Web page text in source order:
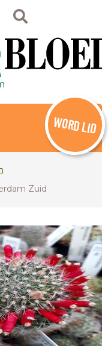
WORD LID
Zuid